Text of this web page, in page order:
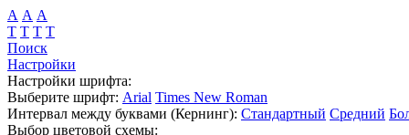
А А А
Т Т Т Т
Поиск
Настройки
Настройки шрифта:
Выберите шрифт: Arial Times New Roman
Интервал между буквами (Кернинг): Стандартный Средний
Выбор цветовой схемы: